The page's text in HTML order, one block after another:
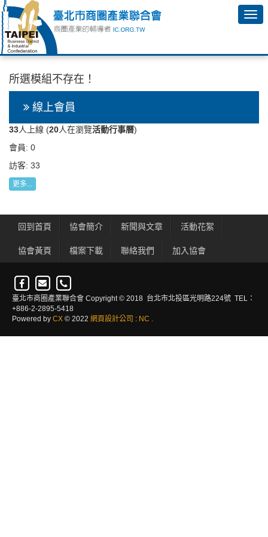
所選模組不存在！
線上會員
33人上線 (20人在瀏覽活動行事曆)
會員: 0
訪客: 33
更多...
回到首頁 協會簡介 新聞與文章 活動花絮
協會黃頁 檔案下載 聯絡我們 加入協會
臺北市商圈產業聯合會 Copyright © 2018 台北市北投區光明路224號 TEL：
+886-2-2895-5418
Powered by CX © 2022 網頁設計公司 : NC .